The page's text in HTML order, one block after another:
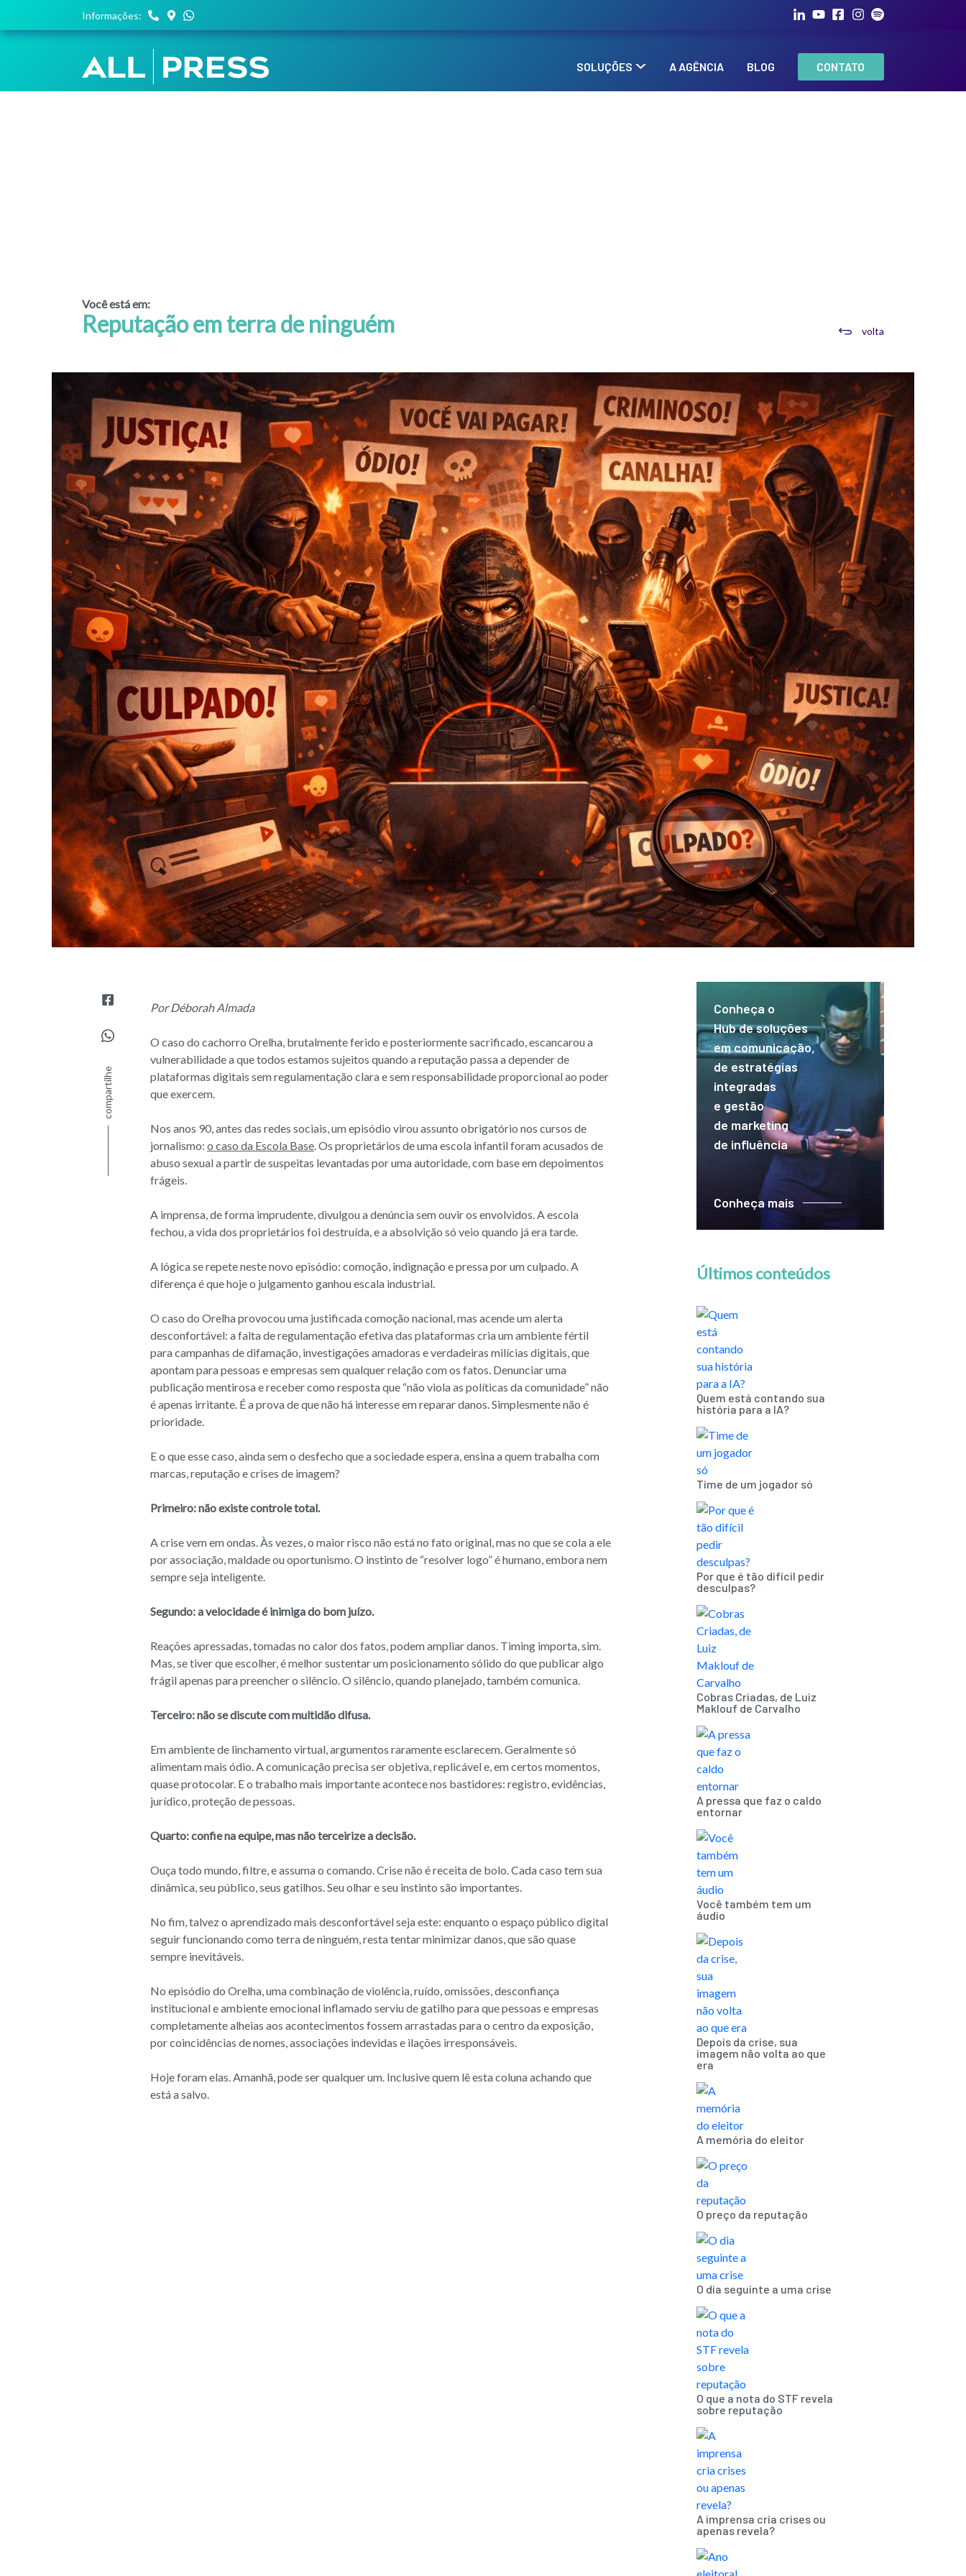
SOLUÇÕES A AGÊNCIA BLOG CONTATO
Você está em:
Reputação em terra de ninguém volta
compartilhe
Por Déborah Almada
O caso do cachorro Orelha, brutalmente ferido e posteriormente sacrificado, escancarou a
vulnerabilidade a que todos estamos sujeitos quando a reputação passa a depender de
plataformas digitais sem regulamentação clara e sem responsabilidade proporcional ao poder
que exercem.
Nos anos 90, antes das redes sociais, um episódio virou assunto obrigatório nos cursos de
jornalismo: o caso da Escola Base . Os proprietários de uma escola infantil foram acusados de
abuso sexual a partir de suspeitas levantadas por uma autoridade, com base em depoimentos
frágeis.
A imprensa, de forma imprudente, divulgou a denúncia sem ouvir os envolvidos. A escola
fechou, a vida dos proprietários foi destruída, e a absolvição só veio quando já era tarde.
A lógica se repete neste novo episódio: comoção, indignação e pressa por um culpado. A
diferença é que hoje o julgamento ganhou escala industrial.
O caso do Orelha provocou uma justificada comoção nacional, mas acende um alerta
desconfortável: a falta de regulamentação efetiva das plataformas cria um ambiente fértil
para campanhas de difamação, investigações amadoras e verdadeiras milícias digitais, que
apontam para pessoas e empresas sem qualquer relação com os fatos. Denunciar uma
publicação mentirosa e receber como resposta que “não viola as políticas da comunidade” não
é apenas irritante. É a prova de que não há interesse em reparar danos. Simplesmente não é
prioridade.
E o que esse caso, ainda sem o desfecho que a sociedade espera, ensina a quem trabalha com
marcas, reputação e crises de imagem?
Primeiro: não existe controle total.
A crise vem em ondas. Às vezes, o maior risco não está no fato original, mas no que se cola a ele
por associação, maldade ou oportunismo. O instinto de “resolver logo” é humano, embora nem
sempre seja inteligente.
Segundo: a velocidade é inimiga do bom juízo.
Reações apressadas, tomadas no calor dos fatos, podem ampliar danos. Timing importa, sim.
Mas, se tiver que escolher, é melhor sustentar um posicionamento sólido do que publicar algo
frágil apenas para preencher o silêncio. O silêncio, quando planejado, também comunica.
Terceiro: não se discute com multidão difusa.
Em ambiente de linchamento virtual, argumentos raramente esclarecem. Geralmente só
alimentam mais ódio. A comunicação precisa ser objetiva, replicável e, em certos momentos,
quase protocolar. E o trabalho mais importante acontece nos bastidores: registro, evidências,
jurídico, proteção de pessoas.
Quarto: confie na equipe, mas não terceirize a decisão.
Ouça todo mundo, filtre, e assuma o comando. Crise não é receita de bolo. Cada caso tem sua
dinâmica, seu público, seus gatilhos. Seu olhar e seu instinto são importantes.
No fim, talvez o aprendizado mais desconfortável seja este: enquanto o espaço público digital
seguir funcionando como terra de ninguém, resta tentar minimizar danos, que são quase
sempre inevitáveis.
No episódio do Orelha, uma combinação de violência, ruído, omissões, desconfiança
institucional e ambiente emocional inflamado serviu de gatilho para que pessoas e empresas
completamente alheias aos acontecimentos fossem arrastadas para o centro da exposição,
por coincidências de nomes, associações indevidas e ilações irresponsáveis.
Hoje foram elas. Amanhã, pode ser qualquer um. Inclusive quem lê esta coluna achando que
está a salvo.
Conheça o
Hub de soluções
em comunicação,
de estratégias
integradas
e gestão
de marketing
de influência
Conheça mais
Últimos conteúdos
Quem está contando sua
história para a IA?
Time de um jogador só
Por que é tão difícil pedir
desculpas?
Cobras Criadas, de Luiz
Maklouf de Carvalho
A pressa que faz o caldo
entornar
Você também tem um
áudio
Depois da crise, sua
imagem não volta ao que
era
A memória do eleitor
O preço da reputação
O dia seguinte a uma crise
O que a nota do STF revela
sobre reputação
A imprensa cria crises ou
apenas revela?